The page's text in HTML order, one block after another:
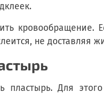
кровообращение.
не доставляя
пластырь. Для